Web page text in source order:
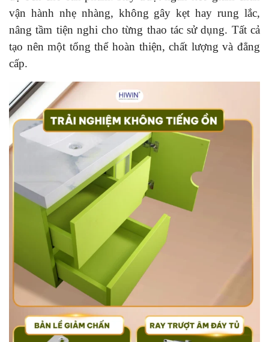
vận hành nhẹ nhàng, không gây kẹt hay rung lắc,
nâng tầm tiện nghi cho từng thao tác sử dụng. Tất cả
tạo nên một tổng thể hoàn thiện, chất lượng và đẳng
cấp.